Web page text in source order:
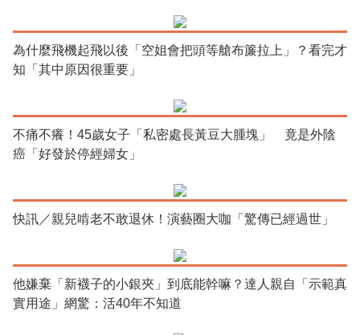
為什麼飛機起飛以後「空姐會把頭等艙布簾拉上」？看完才
知「其中原因很重要」
不痛不癢！45歲女子「私密處長黃豆大腫塊」 竟是外陰
癌「好發於停經婦女」
快訊／親兒啃老不敢退休！演藝圈大咖「驚傳已經過世」
他嫌棄「新襪子的小銀夾」到底能幹嘛？達人親自「示範真
實用途」網驚：活40年不知道